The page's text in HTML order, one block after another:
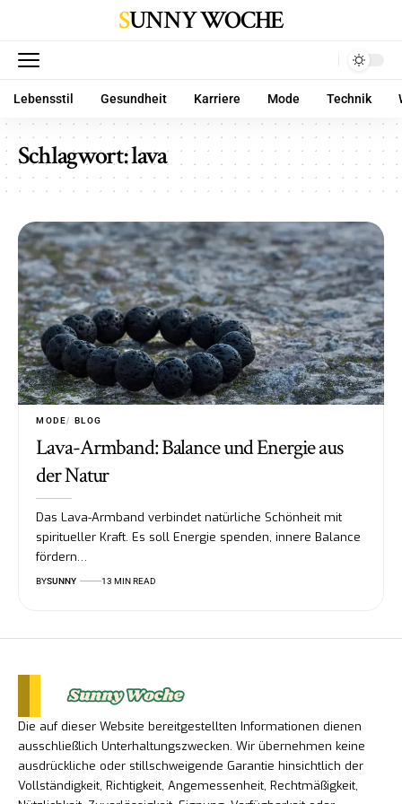
SUNNY WOCHE
Lebensstil Gesundheit Karriere Mode Technik
Schlagwort:lava
MODE BLOG
Lava-Armband: Balance und Energie aus
der Natur
Das Lava-Armband verbindet natürliche Schönheit mit
spiritueller Kraft. Es soll Energie spenden, innere Balance
fördern…
BYSUNNY 13 MIN READ
Die auf dieser Website bereitgestellten Informationen dienen
ausschließlich Unterhaltungszwecken. Wir übernehmen keine
ausdrückliche oder stillschweigende Garantie hinsichtlich der
Vollständigkeit, Richtigkeit, Angemessenheit, Rechtmäßigkeit,